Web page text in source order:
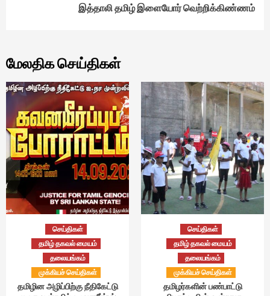
இத்தாலி தமிழ் இளையோர் வெற்றிக்கிண்ணம்
மேலதிக செய்திகள்
செய்திகள்
தமிழ் தகவல் மையம்
தலையங்கம்
முக்கியச் செய்திகள்
தமிழின அழிப்பிற்கு நீதிகேட்டு
செய்திகள்
தமிழ் தகவல் மையம்
தலையங்கம்
முக்கியச் செய்திகள்
தமிழர்களின் பண்பாட்டு